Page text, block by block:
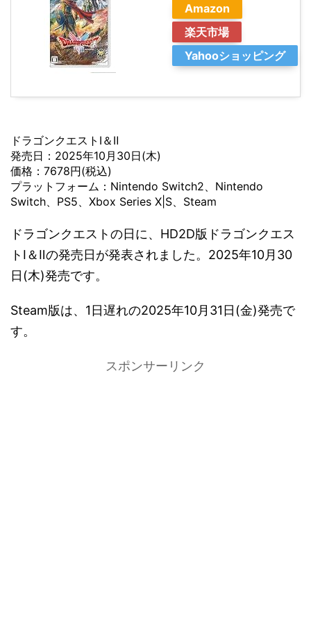
Amazon
楽天市場
Yahooショッピング
ドラゴンクエストⅠ＆Ⅱ
発売日：2025年10月30日(木)
価格：7678円(税込)
プラットフォーム：Nintendo Switch2、Nintendo
Switch、PS5、Xbox Series X|S、Steam
ドラゴンクエストの日に、HD2D版ドラゴンクエス
トⅠ＆Ⅱの発売日が発表されました。2025年10月30
日(木)発売です。
Steam版は、1日遅れの2025年10月31日(金)発売で
す。
スポンサーリンク